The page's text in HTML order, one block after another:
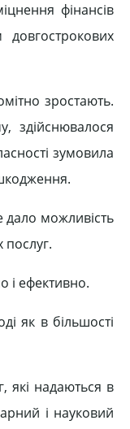
фінансів
зростають.
здійснювалося
зумовила
дало можливість
послуг.
і ефективно.
як в більшості
які надаються в
і науковий